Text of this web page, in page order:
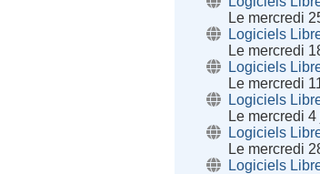
Le mercredi
Logiciels
Le mercredi
Logiciels
Le mercredi
Logiciels
Le mercredi
Logiciels
Le mercredi
Logiciels